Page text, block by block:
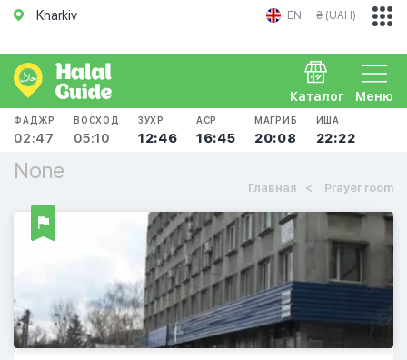
Kharkiv EN ₴ (UAH)
Меню
Каталог
ФАДЖР
02:47
ВОСХОД
05:10
ЗУХР
12:46
АСР
16:45
МАГРИБ
20:08
ИША
22:22
None
Главная Prayer room